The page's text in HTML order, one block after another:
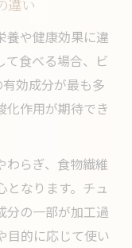
違い
養や健康効果に違
て食べる場合、ビ
効成分が最も多
化作用が期待でき
わらぎ、食物繊維
となります。チュ
分の一部が加工過
目的に応じて使い